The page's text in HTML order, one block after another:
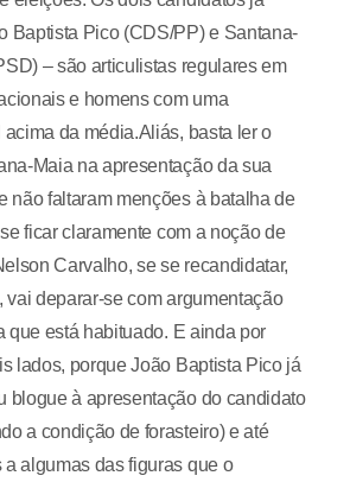
Baptista Pico (CDS/PP) e Santana-
– são articulistas regulares em
e homens com uma
acima da média.Aliás, basta ler o
Maia na apresentação da sua
não faltaram menções à batalha de
ficar claramente com a noção de
Carvalho, se se recandidatar,
vai deparar-se com argumentação
que está habituado. E ainda por
lados, porque João Baptista Pico já
blogue à apresentação do candidato
a condição de forasteiro) e até
algumas das figuras que o